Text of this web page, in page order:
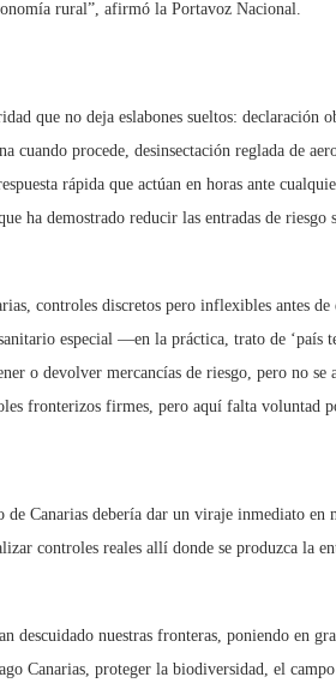
rural”, afirmó la Portavoz Nacional.
que no deja eslabones sueltos: declaración
procede, desinsectación reglada de
rápida que actúan en horas ante
ha demostrado reducir las entradas de riesgo
controles discretos pero inflexibles antes
especial —en la práctica, trato de ‘país
o devolver mercancías de riesgo, pero no se
fronterizos firmes, pero aquí falta voluntad
Canarias debería dar un viraje inmediato en
controles reales allí donde se produzca la
nuestras fronteras, poniendo en
Canarias, proteger la biodiversidad, el